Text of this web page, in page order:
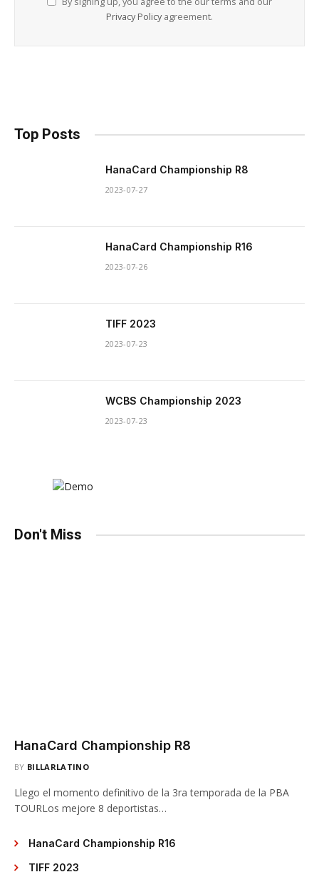
Privacy Policy agreement.
Top Posts
HanaCard Championship R8
2023-07-27
HanaCard Championship R16
2023-07-26
TIFF 2023
2023-07-23
WCBS Championship 2023
2023-07-23
Don't Miss
HanaCard Championship R8
BY BILLARLATINO
Llego el momento definitivo de la 3ra temporada de la PBA
TOURLos mejore 8 deportistas…
HanaCard Championship R16
TIFF 2023